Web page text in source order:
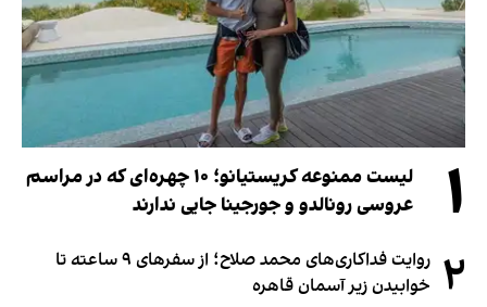
۱
لیست ممنوعه کریستیانو؛ ۱۰ چهره‌ای که در مراسم
عروسی رونالدو و جورجینا جایی ندارند
۲
روایت فداکاری‌های محمد صلاح؛ از سفرهای ۹ ساعته تا
خوابیدن زیر آسمان قاهره